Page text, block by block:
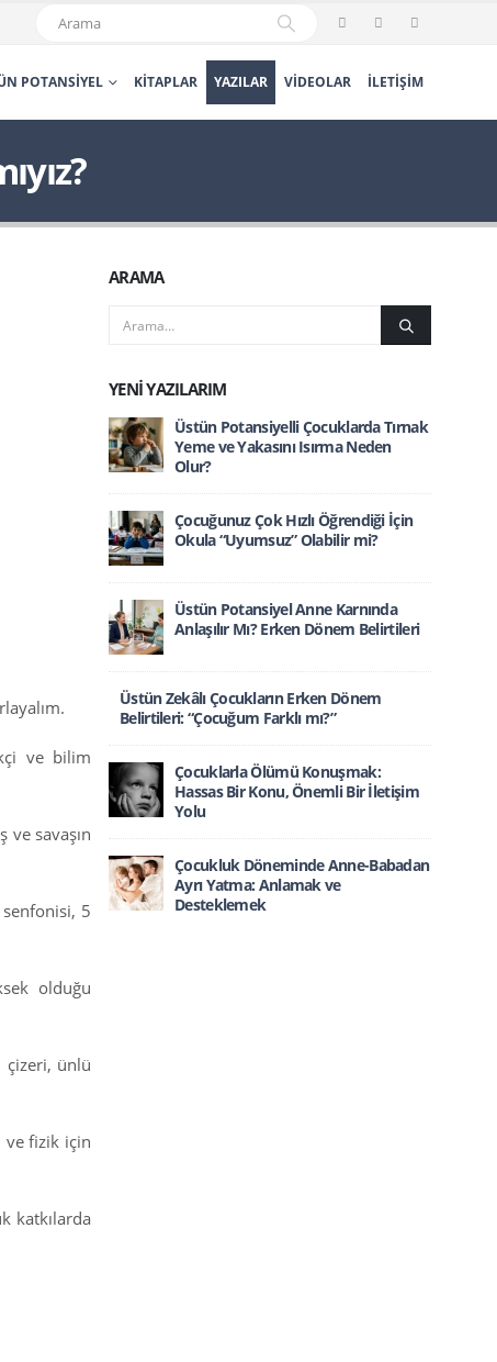
POTANSIYEL KITAPLAR YAZILAR VIDEOLAR İLETIŞIM
ve bilim
ve savaşın
5
olduğu
çizeri, ünlü
ve fizik için
katkılarda
ARAMA
YENI YAZILARIM
Üstün Potansiyelli Çocuklarda Tırnak
Yeme ve Yakasını Isırma Neden
Olur?
Çocuğunuz Çok Hızlı Öğrendiği İçin
Okula “Uyumsuz” Olabilir mi?
Üstün Potansiyel Anne Karnında
Anlaşılır Mı? Erken Dönem Belirtileri
Üstün Zekâlı Çocukların Erken Dönem
Belirtileri: “Çocuğum Farklı mı?”
Çocuklarla Ölümü Konuşmak:
Hassas Bir Konu, Önemli Bir İletişim
Yolu
Çocukluk Döneminde Anne-Babadan
Ayrı Yatma: Anlamak ve
Desteklemek